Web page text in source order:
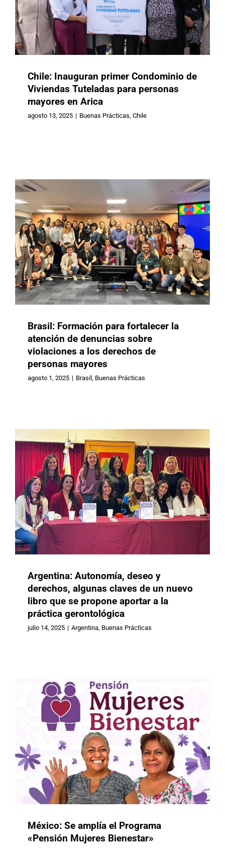
Chile: Inauguran primer Condominio de
Viviendas Tuteladas para personas
mayores en Arica
agosto 13, 2025 | Buenas Prácticas, Chile
Brasil: Formación para fortalecer la
atención de denuncias sobre
Brasil: Formación para fortalecer la
atención de denuncias sobre
violaciones a los derechos de
personas mayores
agosto 1, 2025 | Brasil , Buenas Prácticas
Argentina: Autonomía, deseo y
derechos, algunas claves de un
nuevo libro que se propone aportar a
Argentina: Autonomía, deseo y
derechos, algunas claves de un nuevo
libro que se propone aportar a la
práctica gerontológica
julio 14, 2025 | Argentina, Buenas Prácticas
México: Se amplía el Programa
«Pensión Mujeres Bienestar»
México: Se amplía el Programa
«Pensión Mujeres Bienestar»